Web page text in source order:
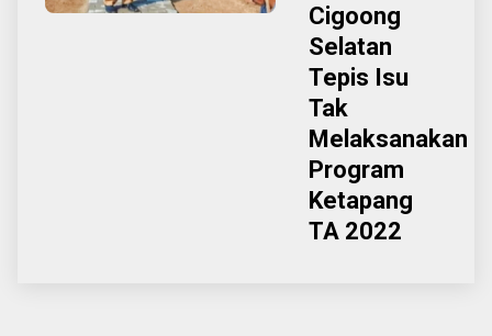
Cigoong
Selatan
Tepis Isu
Tak
Melaksanakan
Program
Ketapang
TA 2022